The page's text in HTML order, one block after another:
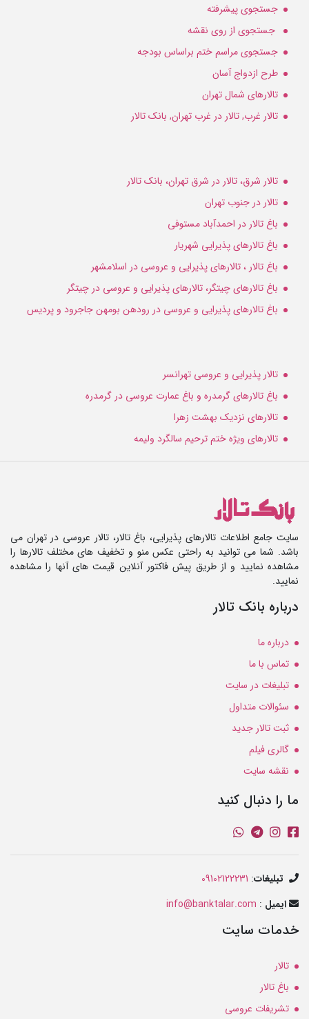
جستجوی پیشرفته
جستجوی از روی نقشه
جستجوی مراسم ختم براساس بودجه
طرح ازدواج آسان
تالارهای شمال تهران
تالار غرب, تالار در غرب تهران, بانک تالار
تالار شرق، تالار در شرق تهران، بانک تالار
تالار در جنوب تهران
باغ تالار در احمدآباد مستوفی
باغ تالارهای پذیرایی شهریار
باغ تالار ، تالارهای پذیرایی و عروسی در اسلامشهر
باغ تالارهای چیتگر، تالارهای پذیرایی و عروسی در چیتگر
باغ تالارهای پذیرایی و عروسی در رودهن بومهن جاجرود و پردیس
تالار پذیرایی و عروسی تهرانسر
باغ تالارهای گرمدره و باغ عمارت عروسی در گرمدره
تالارهای نزدیک بهشت زهرا
تالارهای ویژه ختم ترحیم سالگرد ولیمه
سایت جامع اطلاعات تالارهای پذیرایی، باغ تالار، تالار عروسی در تهران می
باشد. شما می توانید به راحتی عکس منو و تخفیف های مختلف تالارها را
مشاهده نمایید و از طریق پیش فاکتور آنلاین قیمت های آنها را مشاهده
نمایید.
درباره بانک تالار
درباره ما
تماس با ما
تبلیغات در سایت
سئوالات متداول
ثبت تالار جدید
گالری فیلم
نقشه سایت
ما را دنبال کنید
تبلیغات:
09102122231
ایمیل :
info@banktalar.com
خدمات سایت
تالار
باغ تالار
تشریفات عروسی